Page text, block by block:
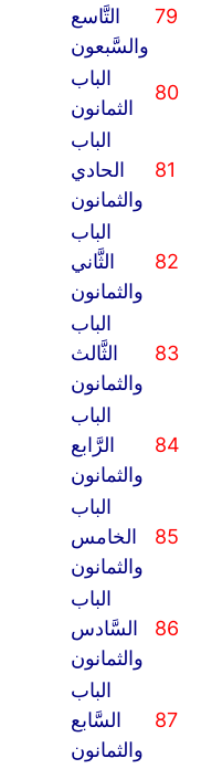
79
التَّاسع
والسَّبعون
80
الباب
الثمانون
81
الباب
الحادي
والثمانون
82
الباب
الثَّاني
والثمانون
83
الباب
الثَّالث
والثمانون
84
الباب
الرَّابع
والثمانون
85
الباب
الخامس
والثمانون
86
الباب
السَّادس
والثمانون
87
الباب
السَّابع
والثمانون